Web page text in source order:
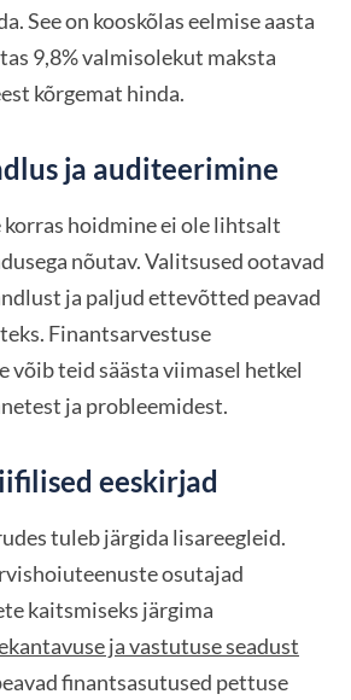
See on kooskõlas eelmise aasta
9,8% valmisolekut maksta
kõrgemat hinda.
ja auditeerimine
hoidmine ei ole lihtsalt
nõutav. Valitsused ootavad
ja paljud ettevõtted peavad
Finantsarvestuse
võib teid säästa viimasel hetkel
ja probleemidest.
eeskirjad
tuleb järgida lisareegleid.
osutajad
kaitsmiseks järgima
ja vastutuse seadust
finantsasutused pettuse